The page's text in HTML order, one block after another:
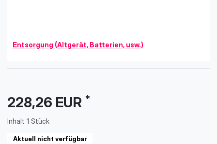
Entsorgung (Altgerät, Batterien, usw.)
228,26 EUR *
Inhalt 1 Stück
Aktuell nicht verfügbar